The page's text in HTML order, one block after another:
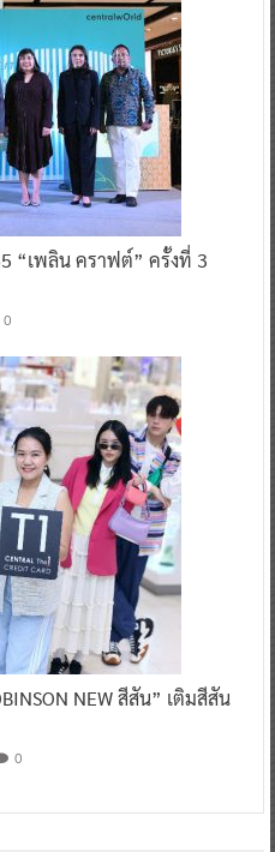
“เพลิน คราฟต์” ครั้งที่ 3
0
NEW สีสัน” เติมสีสัน
0